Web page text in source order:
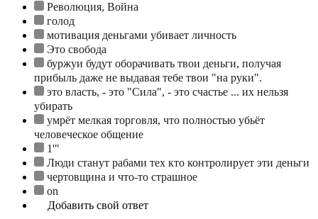
Революция, Война
голод
мотивация деньгами убивает личность
Это свобода
буржуи будут оборачивать твои деньги, получая
прибыль даже не выдавая тебе твои "на руки".
это власть, - это "Сила", - это счастье ... их нельзя
убирать
умрёт мелкая торговля, что полностью убьёт
человеческое общение
1'"
Люди станут рабами тех кто контролирует эти деньги
чертовщина и что-то страшное
on
Добавить свой ответ